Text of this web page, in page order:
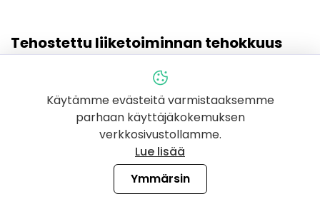
Tehostettu liiketoiminnan tehokkuus
Paranna yhteyksiä toimistoissa,
ostoskeskuksissa, hotelleissa ja muilla vilkkailla
alueilla
Tunnista ja ratkaise nopeasti heikkojen signaalien
alueet varmistaaksesi toiminnan sujuvuuden.
Leikkaa toimintakuluja
Optimoi verkon suunnittelu vähentääksesi
Käytämme evästeitä varmistaaksemme
parhaan käyttäjäkokemuksen
verkkosivustollamme.
Lue lisää
Ymmärsin